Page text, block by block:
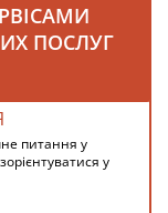
ПОСЛУГ
питання у
у